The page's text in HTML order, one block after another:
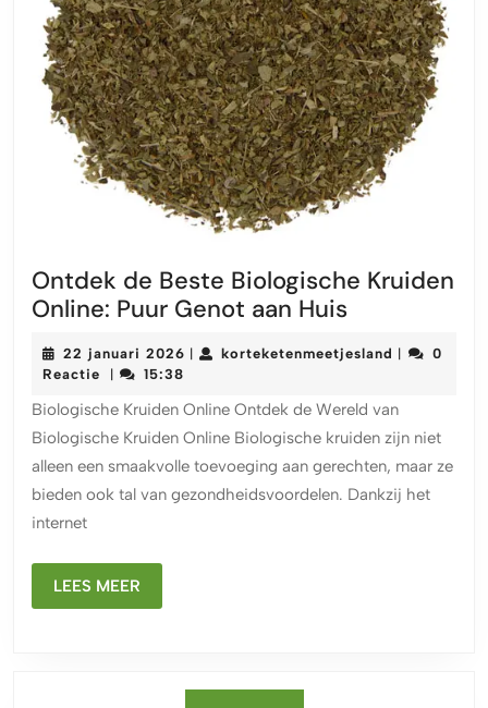
Ontdek de Beste Biologische Kruiden
Online: Puur Genot aan HuisOntdek
Beste
Kruiden
Online:
Puur
Genot
22 januari 2026 22
| korteketenmeetjesland |
0
Reactie
| 15:38
Biologische Kruiden Online Ontdek de Wereld van
Biologische Kruiden Online Biologische kruiden zijn niet
alleen een smaakvolle toevoeging aan gerechten, maar ze
bieden ook tal van gezondheidsvoordelen. Dankzij het
internet
LEES MEER
MEER